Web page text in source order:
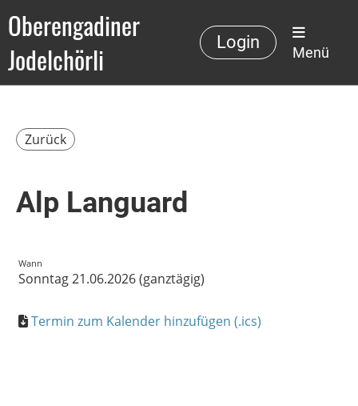
Oberengadiner
Jodelchörli
Login
Menü
Zurück
Alp Languard
Wann
Sonntag 21.06.2026 (ganztägig)
Termin zum Kalender hinzufügen (.ics)